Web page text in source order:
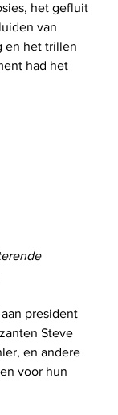
het gefluit
van
en het trillen
had het
president
Steve
en andere
voor hun